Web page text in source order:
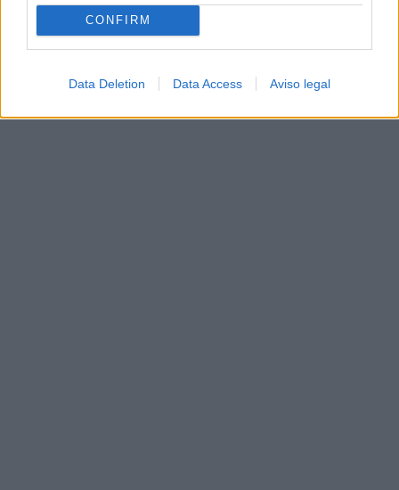
CONFIRM
Data Deletion Data Access Aviso legal